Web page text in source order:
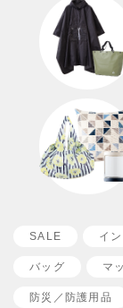
SALE イ
バッグ マ
防災／ 防護用品